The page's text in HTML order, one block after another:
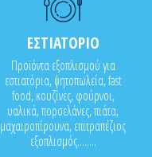
ΕΣΤΙΑΤΟΡΙΟ
Προϊόντα εξοπλισμού για
εστιατόρια, ψητοπωλεία, fast
food, κουζίνες, φούρνοι,
υαλικά, πορσελάνες, πιάτα,
μαχαιροπίρουνα, επιτραπέζιος
εξοπλισμός........